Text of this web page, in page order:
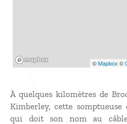
©Mapbox ©
À quelques kilomètres de
Kimberley, cette somptueuse
qui doit son nom au